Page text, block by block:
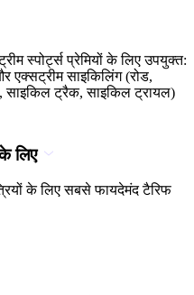
स्पोर्ट्स प्रेमियों के लिए उपयुक्त:
एक्सट्रीम साइकिलिंग (रोड,
साइकिल ट्रैक, साइकिल ट्रायल)
लिए
के लिए सबसे फायदेमंद टैरिफ